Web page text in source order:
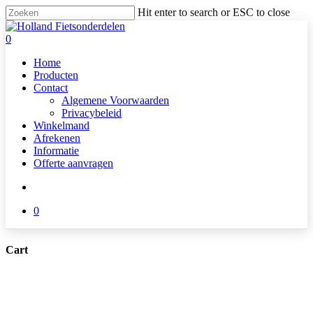
Skip
to
main
Hit enter to search or ESC to close
Close
Search
search
0
Home
Producten
Contact
Algemene Voorwaarden
Privacybeleid
Winkelmand
Afrekenen
Informatie
Offerte aanvragen
0
Cart